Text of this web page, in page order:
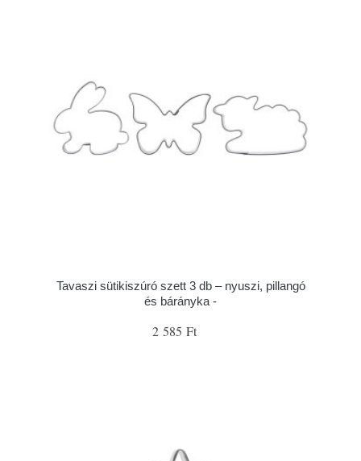
Tavaszi sütikiszúró szett 3 db – nyuszi, pillangó
és bárányka -
2 585 Ft